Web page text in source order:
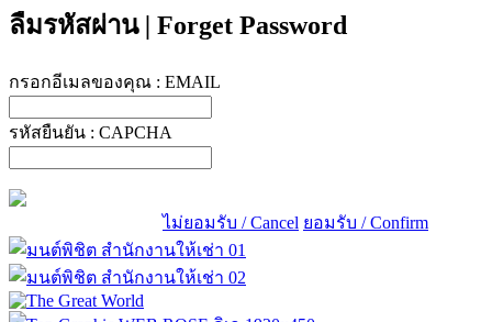
ลืมรหัสผ่าน | Forget Password
กรอกอีเมลของคุณ : EMAIL
รหัสยืนยัน : CAPCHA
ไม่ยอมรับ / Cancel ยอมรับ / Confirm